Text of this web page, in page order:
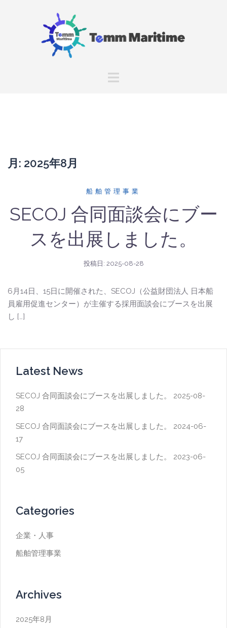
月: 2025年8月
船舶管理事業
SECOJ 合同面談会にブー
スを出展しました。
投稿日: 2025-08-28
6月14日、15日に開催された、SECOJ（公益財団法人 日本船
員雇用促進センター）が主催する採用面談会にブースを出展
し […]
Latest News
SECOJ 合同面談会にブースを出展しました。
2025-08-
28
SECOJ 合同面談会にブースを出展しました。
2024-06-
17
SECOJ 合同面談会にブースを出展しました。
2023-06-
05
Categories
企業・人事
船舶管理事業
Archives
2025年8月